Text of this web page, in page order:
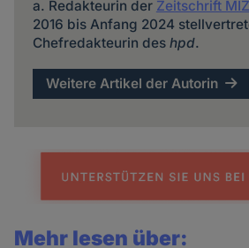
a. Redakteurin der Zeitschrift MIZ
2016 bis Anfang 2024
Chefredakteurin des hpd.
Weitere Artikel der Autorin
Mehr lesen über: